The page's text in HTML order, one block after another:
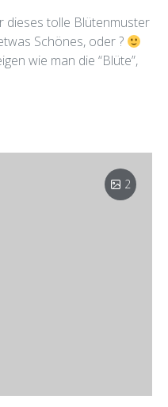
dieses tolle Blütenmuster
Schönes, oder ?
wie man die “Blüte”,
2